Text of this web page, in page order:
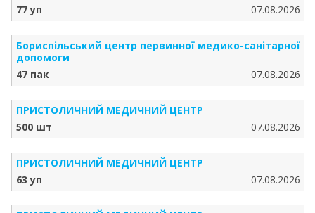
77 уп
07.08.2026
Бориспільський центр первинної медико-санітарної
допомоги
47 пак
07.08.2026
ПРИСТОЛИЧНИЙ МЕДИЧНИЙ ЦЕНТР
500 шт
07.08.2026
ПРИСТОЛИЧНИЙ МЕДИЧНИЙ ЦЕНТР
63 уп
07.08.2026